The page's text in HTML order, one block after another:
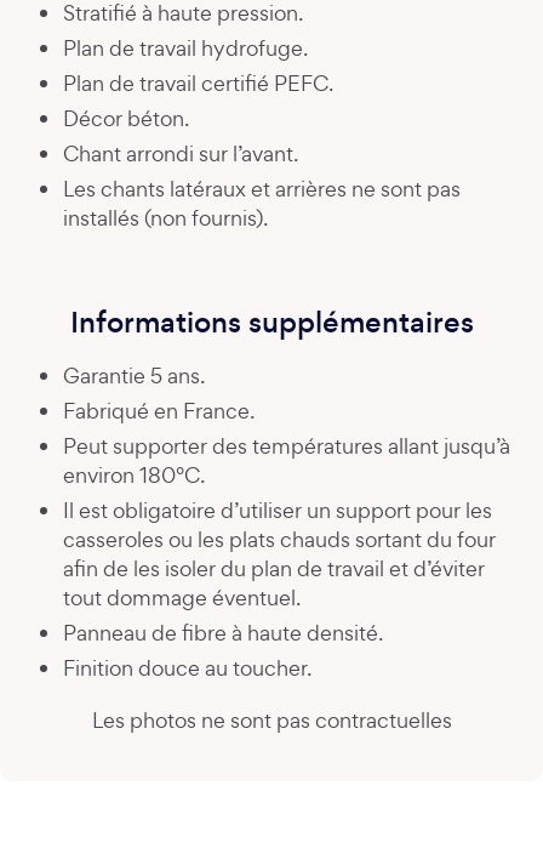
Stratifié à haute pression.
Plan de travail hydrofuge.
Plan de travail certifié PEFC.
Décor béton.
Chant arrondi sur l’avant.
Les chants latéraux et arrières ne sont pas
installés (non fournis).
Informations supplémentaires
Garantie 5 ans.
Fabriqué en France.
Peut supporter des températures allant jusqu’à
environ 180°C.
Il est obligatoire d’utiliser un support pour les
casseroles ou les plats chauds sortant du four
afin de les isoler du plan de travail et d’éviter
tout dommage éventuel.
Panneau de fibre à haute densité.
Finition douce au toucher.
Les photos ne sont pas contractuelles